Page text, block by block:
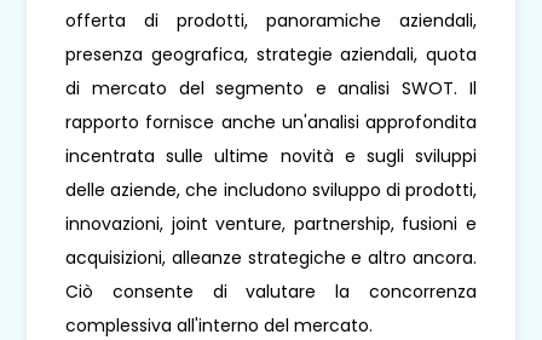
offerta di prodotti, panoramiche aziendali,
presenza geografica, strategie aziendali, quota
di mercato del segmento e analisi SWOT. Il
rapporto fornisce anche un'analisi approfondita
incentrata sulle ultime novità e sugli sviluppi
delle aziende, che includono sviluppo di prodotti,
innovazioni, joint venture, partnership, fusioni e
acquisizioni, alleanze strategiche e altro ancora.
Ciò consente di valutare la concorrenza
complessiva all'interno del mercato.